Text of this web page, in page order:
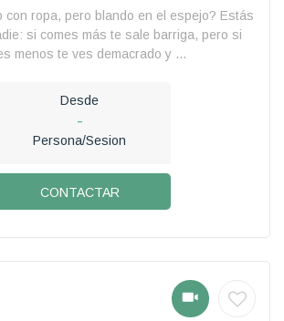
con ropa, pero blando en el espejo? Estás
si comes más te sale barriga, pero si
menos te ves demacrado y ...
Desde
-
Persona/Sesion
CONTACTAR